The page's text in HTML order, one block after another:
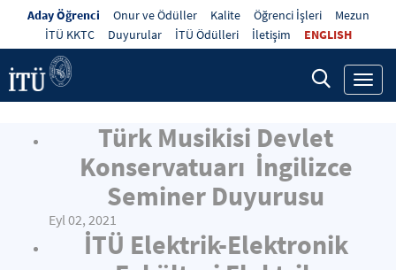
Aday Öğrenci Onur ve Ödüller Kalite Öğrenci İşleri
Mezun
İTÜ KKTC
Duyurular İTÜ Ödülleri İletişim ENGLISH
Türk Musikisi Devlet
Konservatuarı İngilizce
Seminer Duyurusu
Eyl 02, 2021
İTÜ Elektrik-Elektronik